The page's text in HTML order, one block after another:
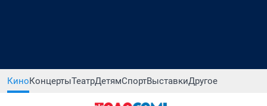
КиноКонцертыТеатрДетямСпортВыставкиДругое